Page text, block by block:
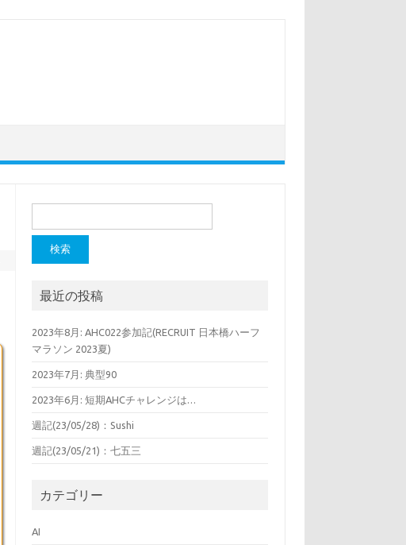
索:
最近の投稿
2023年8月: AHC022参加記(RECRUIT 日本橋ハーフ
マラソン 2023夏)
2023年7月: 典型90
2023年6月: 短期AHCチャレンジは…
週記(23/05/28)：Sushi
週記(23/05/21)：七五三
カテゴリー
AI